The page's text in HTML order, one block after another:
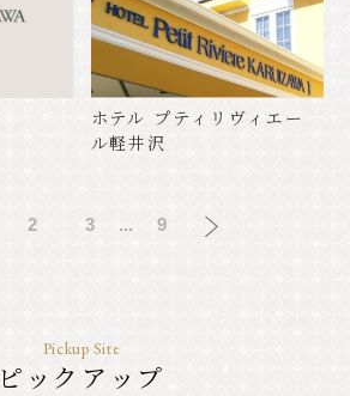
ホテル プティリヴィエー
ル軽井沢
2 3 ... 9
Pickup Site
ピックアップ